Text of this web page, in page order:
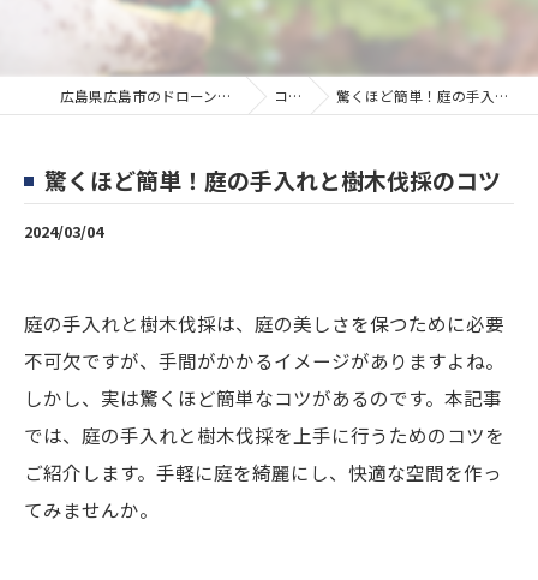
広島県広島市のドローンならワイズ株式会社 コラム 驚くほど簡単！庭の手入れと樹木伐採のコツ
驚くほど簡単！庭の手入れと樹木伐採のコツ
2024/03/04
庭の手入れと樹木伐採は、庭の美しさを保つために必要
不可欠ですが、手間がかかるイメージがありますよね。
しかし、実は驚くほど簡単なコツがあるのです。本記事
では、庭の手入れと樹木伐採を上手に行うためのコツを
ご紹介します。手軽に庭を綺麗にし、快適な空間を作っ
てみませんか。